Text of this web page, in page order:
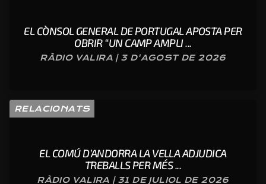
EL CÒNSOL GENERAL DE PORTUGAL APOSTA PER
OBRIR “UN CAMP AMPLI ...
RÀDIO VALIRA | 3 D'AGOST DE 2026
RELACIONATS
EL COMÚ D’ANDORRA LA VELLA ADJUDICA
TREBALLS PER MÉS ...
RÀDIO VALIRA | 31 DE JULIOL DE 2026